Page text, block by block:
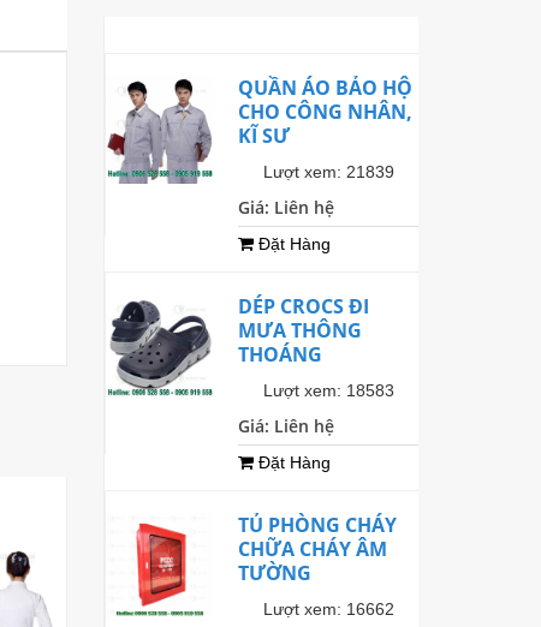
QUẦN ÁO BẢO HỘ
CHO CÔNG NHÂN,
KĨ SƯ
Lượt xem: 21839
Giá: Liên hệ
Đặt Hàng
DÉP CROCS ĐI
MƯA THÔNG
THOÁNG
Lượt xem: 18583
Giá: Liên hệ
Đặt Hàng
TỦ PHÒNG CHÁY
CHỮA CHÁY ÂM
TƯỜNG
Lượt xem: 16662